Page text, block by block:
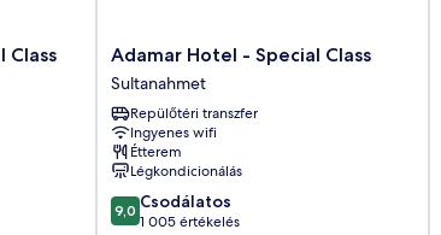
Class
Adamar
Hotel
-
Special
Class
Sultanahmet
Adamar Hotel - Special Class
Sultanahmet
Repülőtéri transzfer
Ingyenes wifi
Étterem
Légkondicionálás
9.0
ennyiből:
9,0 Csodálatos
1 005 értékelés